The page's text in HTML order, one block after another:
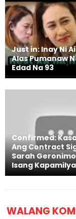
Just in: Inay Ni
Alas Pumanaw
Edad Na 93
Confirmed:
Ang Contract
Sarah
Isang Kapamilya
WALANG